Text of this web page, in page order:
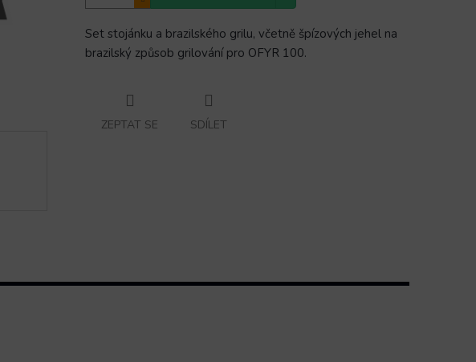
Set stojánku a brazilského grilu, včetně špízových jehel na
brazilský způsob grilování pro OFYR 100.
ZEPTAT SE SDÍLET